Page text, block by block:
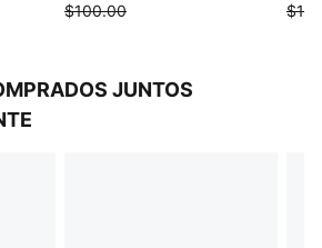
$100.00
JUNTOS